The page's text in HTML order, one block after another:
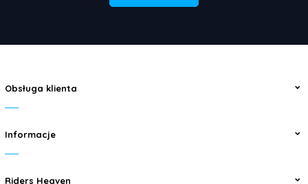
Obsługa klienta
Informacje
Riders Heaven